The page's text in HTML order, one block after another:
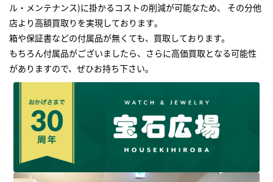
ル・メンテナンス)に掛かるコストの削減が可能なため、 その分他
店より高額買取りを実現しております｡
箱や保証書などの付属品が無くても、買取しております。
もちろん付属品がございましたら、さらに高価買取となる可能性
がありますので、ぜひお持ち下さい｡